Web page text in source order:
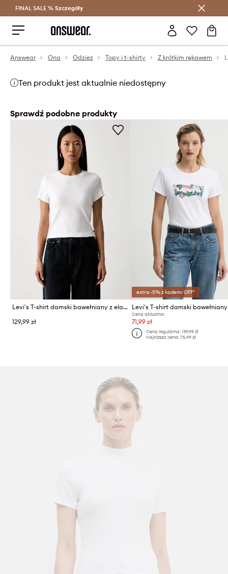
Oszczędzaj z Answear Club >
FINAL SALE % Szczegóły
Answear Ona Odzież Topy i t-shirty Z krótkim rękawem
Ten produkt jest aktualnie niedostępny
Sprawdź podobne produkty
Levi's T-shirt damski bawełniany z elastanem ESSENTIAL BABY
129,99 zł
extra -5% z kodem: OFF*
Cena aktualna:
71,99 zł
Cena regularna: 139,99 zł
Najniższa cena: 75,99 zł